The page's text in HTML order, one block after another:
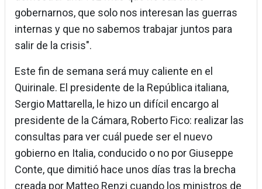
gobernarnos, que solo nos interesan las guerras
internas y que no sabemos trabajar juntos para
salir de la crisis".
Este fin de semana será muy caliente en el
Quirinale. El presidente de la República italiana,
Sergio Mattarella, le hizo un difícil encargo al
presidente de la Cámara, Roberto Fico: realizar las
consultas para ver cuál puede ser el nuevo
gobierno en Italia, conducido o no por Giuseppe
Conte, que dimitió hace unos días tras la brecha
creada por Matteo Renzi cuando los ministros de